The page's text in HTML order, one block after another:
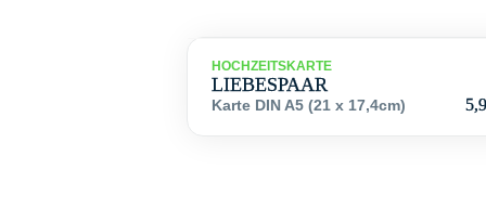
HOCHZEITSKARTE
LIEBESPAAR
Karte DIN A5 (21 x 17,4cm)